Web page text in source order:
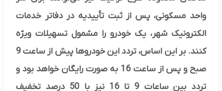
واحد مسکونی، پس از ثبت تأییدیه در دفاتر خدمات
الکترونیک شهر، یک خودرو را مشمول تسهیلات ویژه
کنند. بر این اساس، تردد این خودروها پیش از ساعت 9
صبح و پس از ساعت 16 به صورت رایگان خواهد بود و
تردد بین ساعات 9 تا 16 نیز با 50 درصد تخفیف